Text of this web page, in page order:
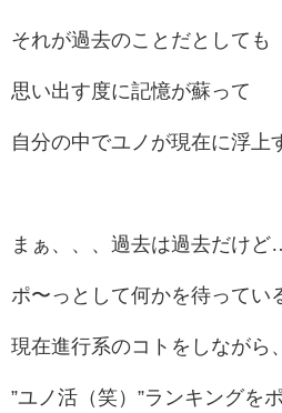
それが過去のことだとしても
思い出す度に記憶が蘇って
自分の中でユノが現在に浮上
まぁ、、、過去は過去だけど…
ポ〜っとして何かを待ってい
現在進行系のコトをしながら
”ユノ活（笑）”ランキングを